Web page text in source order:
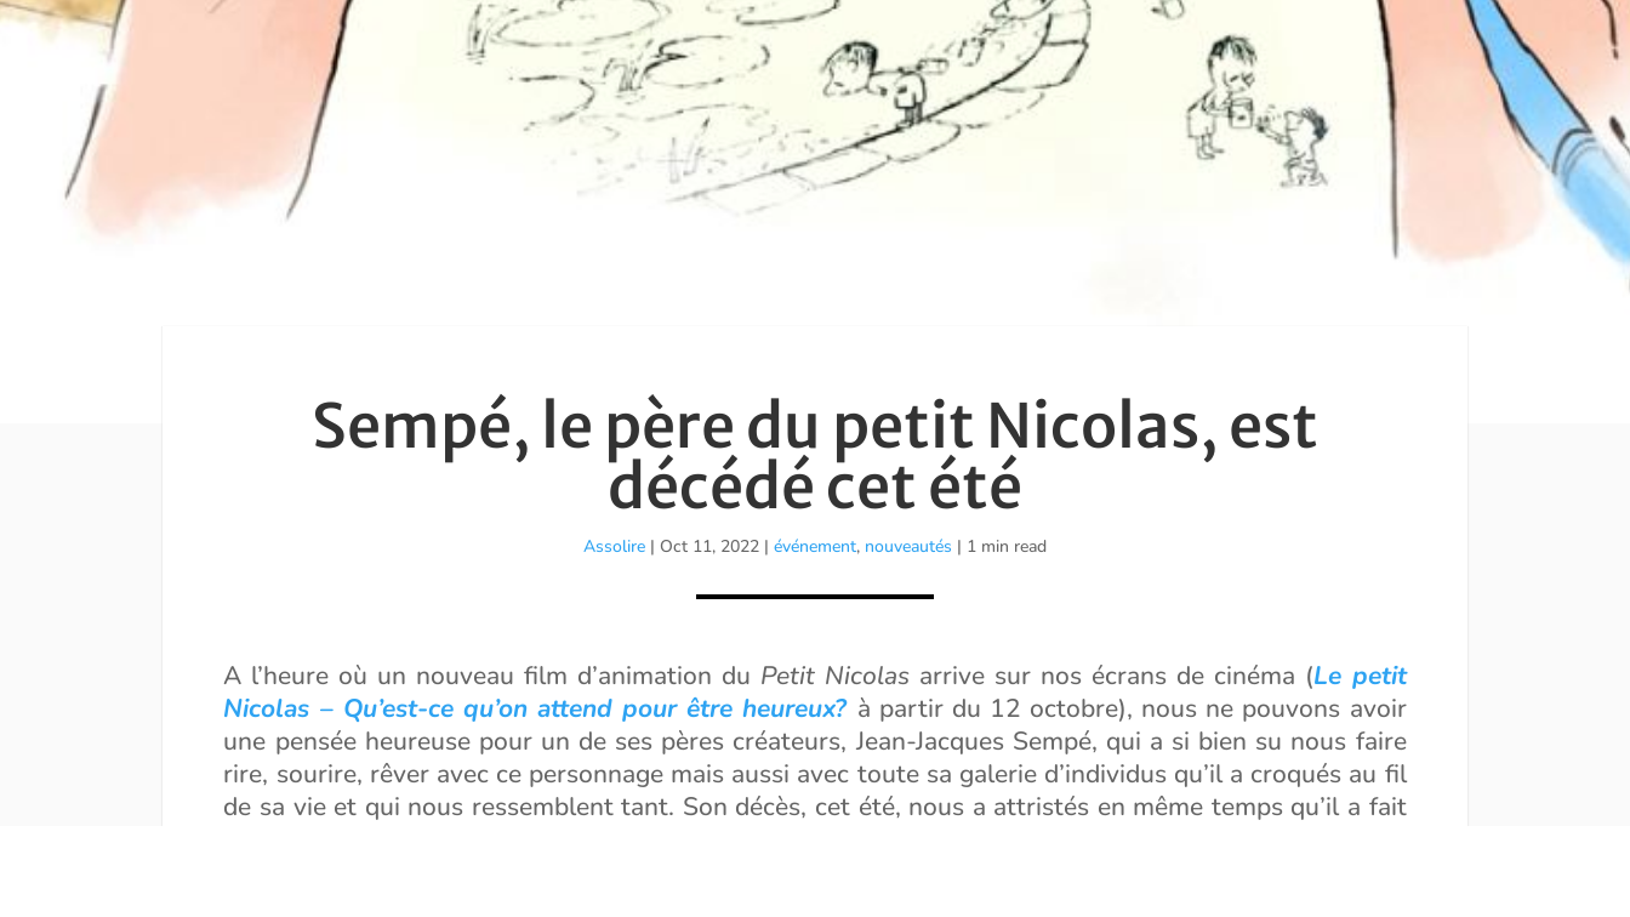
Sempé, le père du petit Nicolas, est
décédé cet été
Assolire | Oct 11, 2022 | événement, nouveautés | 1 min read
A l’heure où un nouveau film d’animation du Petit Nicolasarrive sur nos écrans de cinéma (Le petit
Nicolas – Qu’est-ce qu’on attend pour être heureux? à partir du 12 octobre), nous ne pouvons avoir
une pensée heureuse pour un de ses pères créateurs, Jean-Jacques Sempé, qui a si bien su nous faire
rire, sourire, rêver avec ce personnage mais aussi avec toute sa galerie d’individus qu’il a croqués au fil
de sa vie et qui nous ressemblent tant. Son décès, cet été, nous a attristés en même temps qu’il a fait